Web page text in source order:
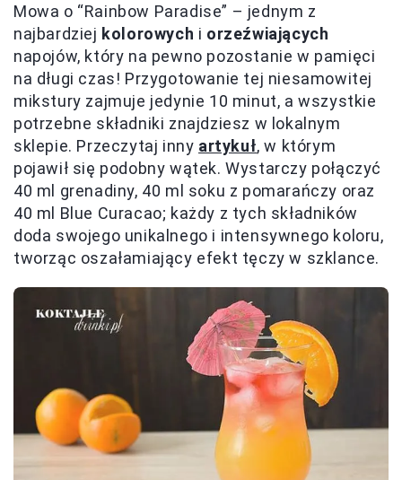
Mowa o “Rainbow Paradise” – jednym z
najbardziej kolorowych i orzeźwiających
napojów, który na pewno pozostanie w pamięci
na długi czas! Przygotowanie tej niesamowitej
mikstury zajmuje jedynie 10 minut, a wszystkie
potrzebne składniki znajdziesz w lokalnym
sklepie. Przeczytaj inny artykuł, w którym
pojawił się podobny wątek. Wystarczy połączyć
40 ml grenadiny, 40 ml soku z pomarańczy oraz
40 ml Blue Curacao; każdy z tych składników
doda swojego unikalnego i intensywnego koloru,
tworząc oszałamiający efekt tęczy w szklance.